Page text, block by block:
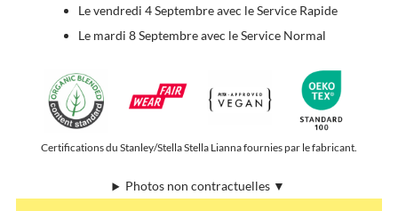
Le vendredi 4 Septembre avec le Service Rapide
Le mardi 8 Septembre avec le Service Normal
Certifications du Stanley/Stella Stella Lianna fournies par le fabricant.
Photos non contractuelles ▼